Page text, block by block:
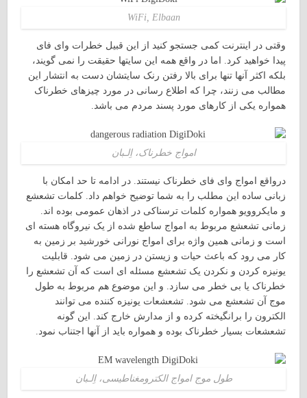
WiFi, Elbaan
وقتی در اینترنت کمی جستجو کنید از این قبیل خطرات وای فای
پیدا خواهید کرد. اما در واقع همه این سایتها حقیقت را نمی گویند،
بلکه اکثر آنها تنها برای بالا رفتن رنک سایتشان دست به انتشار این
مطالب می زنند، چرا که اطلاع رسانی در مورد چیزهای خطرناک
همواره یکی از کارهای مورد پسند مردم می باشد.
امواج خطرناک، اِلـبان
درواقع امواج وای فای خطرناک نیستند. در ادامه تا حد امکان با
زبانی ساده این مطلب را به شما توضیح خواهم داد. کلمات تشعشع
و مایکروویو همواره کلمات ترسناکی در اذهان عمومی بوده اند.
زمانی تشعشع مربوط به امواج ساطع شده از یک نیروگاه هسته ای
است و زمانی همین واژه برای امواج نورانی خورشید بر زمین به
کار می رود که باعث حیات و زیستن در زمین می شود. قابلیت
یونیزه کردن و نکردن یک تشعشع مسئله ای است که آن تشعشع را
خطرناک یا بی خطر می سازد. و این موضوع هم مربوط به طول
موج آن تشعشع می شود. تشعشعات یونیزه کننده می توانند
الکترون را برانگیخته کرده و از مدارش خارج کند. این گونه
تشعشعات بسیار خطرناک بوده و همواره باید از آنها اجتناب نمود.
طول موج امواج الکترومغناطیسی، اِلـبان